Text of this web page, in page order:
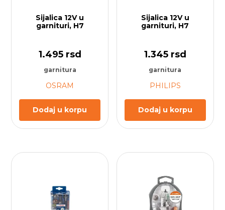
Sijalica 12V u
garnituri, H7
1.495 rsd
garnitura
OSRAM
Dodaj u korpu
Sijalica 12V u
garnituri, H7
1.345 rsd
garnitura
PHILIPS
Dodaj u korpu